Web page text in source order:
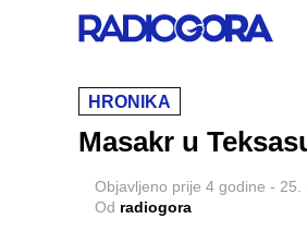
HRONIKA
Masakr u
Objavljeno prije 4 godine - 25.
Od radiogora